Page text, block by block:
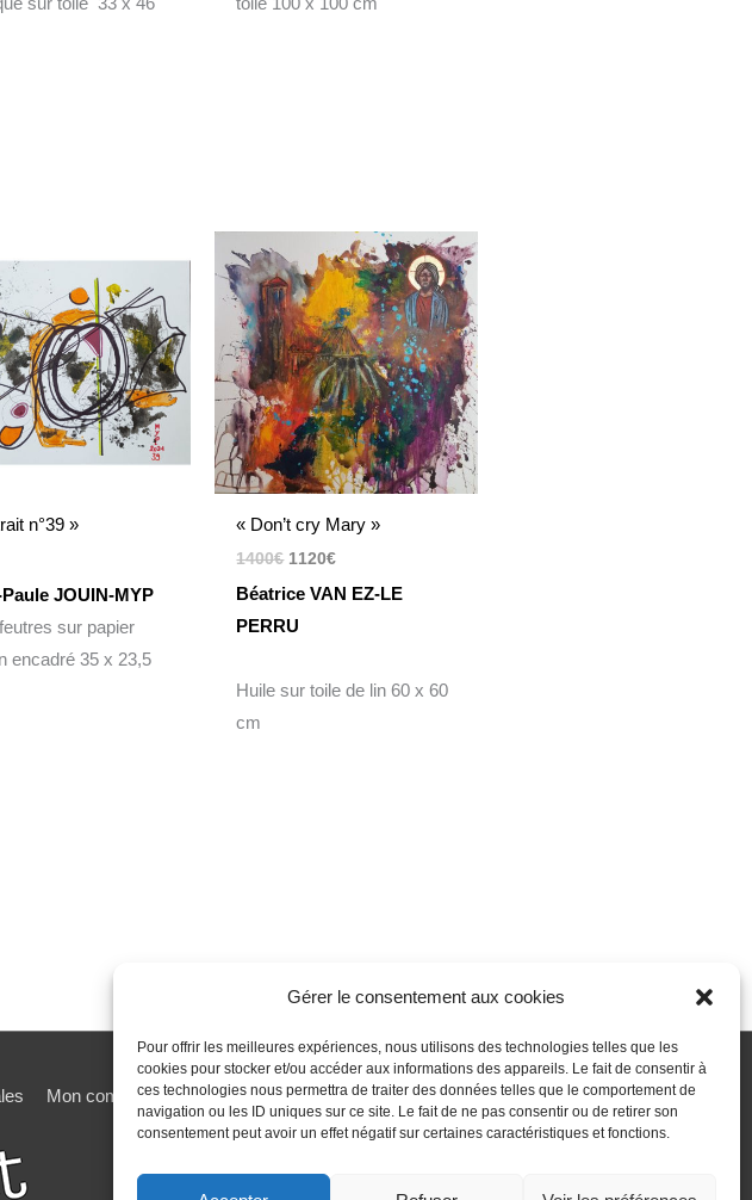
Gérer le consentement aux cookies
Pour offrir les meilleures expériences, nous utilisons des technologies telles que les
cookies pour stocker et/ou accéder aux informations des appareils. Le fait de consentir à
ces technologies nous permettra de traiter des données telles que le comportement de
navigation ou les ID uniques sur ce site. Le fait de ne pas consentir ou de retirer son
consentement peut avoir un effet négatif sur certaines caractéristiques et fonctions.
n°39 »
JOUIN-MYP
sur papier
encadré 35 x 23,5
« Don’t cry Mary »
1400€
prix
initial
était :
1400€.
1120€
Le
prix
actuel
est :
1120€.
Béatrice VAN EZ-LE
PERRU
Huile sur toile de lin 60 x 60
cm
Mon compte Mot de passe perdu Newsletter Politique de cookies (UE)